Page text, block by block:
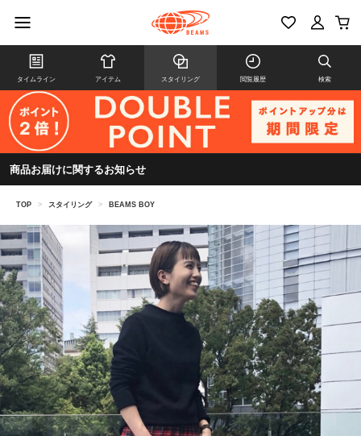
タイムライン アイテム スタイリング 閲覧履歴 検索
商品お届けに関するお知らせ
TOP > スタイリング > BEAMS BOY